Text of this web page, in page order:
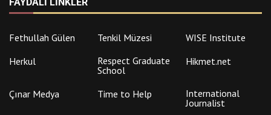
Fethullah Gülen Tenkil Müzesi
WISE Institute
Herkul
Respect Graduate
School
Hikmet.net
Çınar Medya Time to Help
International
Journalist